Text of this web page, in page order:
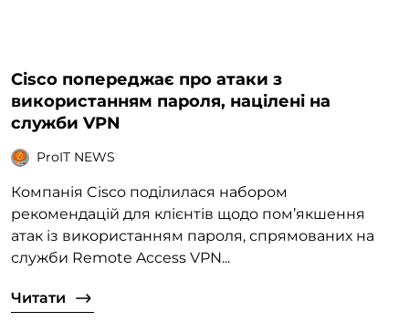
Cisco попереджає про атаки з
використанням пароля, націлені на
служби VPN
ProIT NEWS
Компанія Cisco поділилася набором
рекомендацій для клієнтів щодо пом’якшення
атак із використанням пароля, спрямованих на
служби Remote Access VPN...
Читати